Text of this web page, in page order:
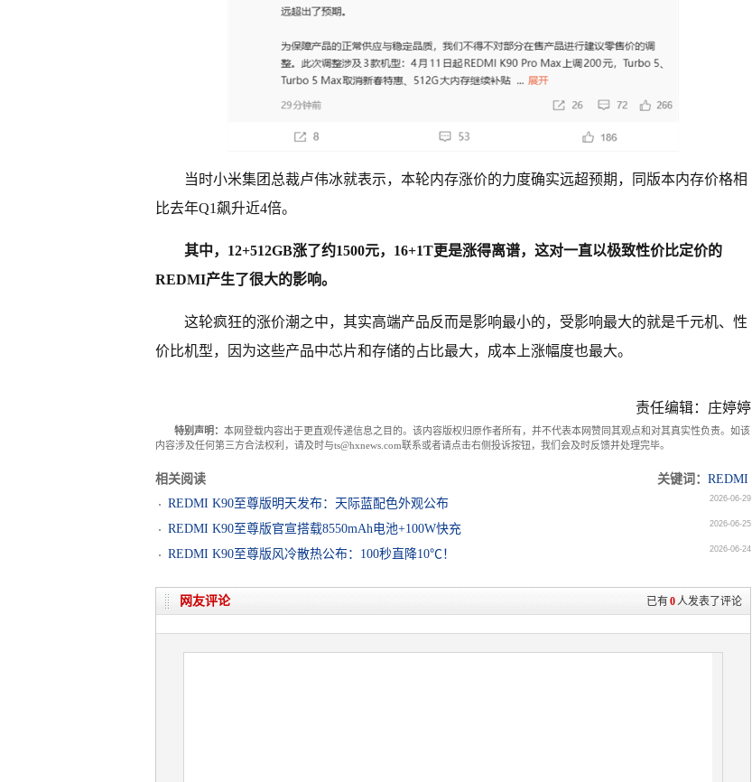
当时小米集团总裁卢伟冰就表示，本轮内存涨价的力度确实远超预期，同版本内存价格相
比去年Q1飙升近4倍。
其中，12+512GB涨了约1500元，16+1T更是涨得离谱，这对一直以极致性价比定价的
REDMI产生了很大的影响。
这轮疯狂的涨价潮之中，其实高端产品反而是影响最小的，受影响最大的就是千元机、性
价比机型，因为这些产品中芯片和存储的占比最大，成本上涨幅度也最大。
责任编辑：庄婷婷
特别声明： 本网登载内容出于更直观传递信息之目的。该内容版权归原作者所有，并不代表本网赞同其观点和对其真实性负责。如该
内容涉及任何第三方合法权利，请及时与ts@hxnews.com联系或者请点击右侧投诉按钮，我们会及时反馈并处理完毕。
相关阅读 关键词： REDMI
REDMI K90至尊版明天发布：天际蓝配色外观公布
2026-06-29
REDMI K90至尊版官宣搭载8550mAh电池+100W快充 2026-06-25
REDMI K90至尊版风冷散热公布：100秒直降10℃！ 2026-06-24
已有0人发表了评论
网友评论